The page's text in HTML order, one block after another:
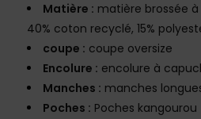
Matière : matière brossée
40% coton recyclé, 15%
coupe : coupe oversize
Encolure : encolure à
Manches : manches
Poches : Poches kangourou